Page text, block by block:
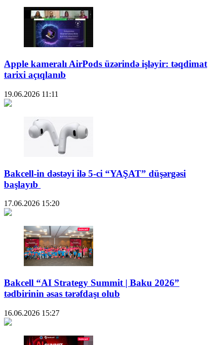
Apple kameralı AirPods üzərində işləyir: təqdimat
tarixi açıqlanıb
19.06.2026 11:11
Bakcell-in dəstəyi ilə 5-ci “YAŞAT” düşərgəsi
başlayıb
17.06.2026 15:20
Bakcell “AI Strategy Summit | Baku 2026”
tədbirinin əsas tərəfdaşı olub
16.06.2026 15:27